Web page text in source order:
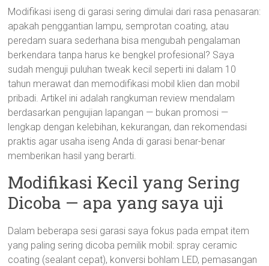
Modifikasi iseng di garasi sering dimulai dari rasa penasaran:
apakah penggantian lampu, semprotan coating, atau
peredam suara sederhana bisa mengubah pengalaman
berkendara tanpa harus ke bengkel profesional? Saya
sudah menguji puluhan tweak kecil seperti ini dalam 10
tahun merawat dan memodifikasi mobil klien dan mobil
pribadi. Artikel ini adalah rangkuman review mendalam
berdasarkan pengujian lapangan — bukan promosi —
lengkap dengan kelebihan, kekurangan, dan rekomendasi
praktis agar usaha iseng Anda di garasi benar-benar
memberikan hasil yang berarti.
Modifikasi Kecil yang Sering
Dicoba — apa yang saya uji
Dalam beberapa sesi garasi saya fokus pada empat item
yang paling sering dicoba pemilik mobil: spray ceramic
coating (sealant cepat), konversi bohlam LED, pemasangan